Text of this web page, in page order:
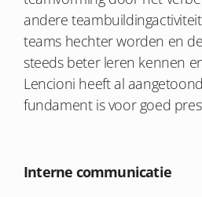
andere
teams hechter worden en
steeds beter leren kennen
Lencioni heeft al
fundament is voor goed
Interne communicatie